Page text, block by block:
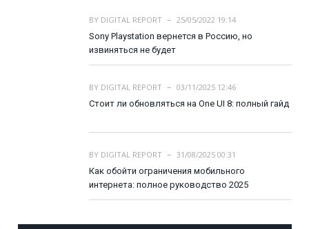
BY DIGITAL REPORT
25/05/2022 19:14
Sony Playstation вернется в Россию, но
извиняться не будет
BY DIGITAL REPORT
03/11/2025 12:46
Стоит ли обновляться на One UI 8: полный гайд
BY DIGITAL REPORT
31/08/2025 00:31
Как обойти ограничения мобильного
интернета: полное руководство 2025